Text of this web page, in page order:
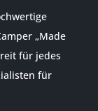
„Made
für jedes
für